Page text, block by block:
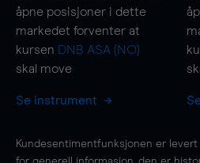
åpne posisjoner i dette
markedet forventer at
kursen DNB ASA (NO)
skal move
Se instrument
Kundesentimentfunksjonen er